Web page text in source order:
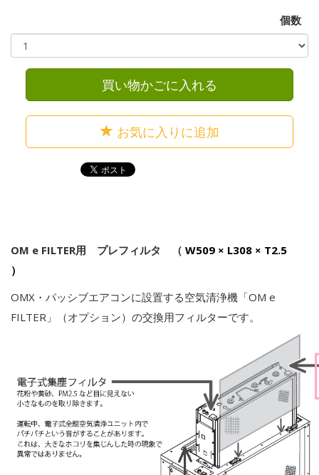
個数
買い物かごに入れる
お気に入りに追加
OM e FILTER用 プレフィルタ （ W509 × L308 × T2.5
）
OMX・パッシブエアコンに設置する空気清浄機「OM e
FILTER」（オプション）の交換用フィルターです。